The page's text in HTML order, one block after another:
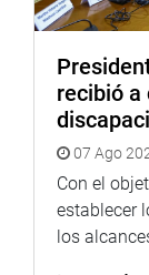
los docentes
mensual al
rige en la
Asimismo,
servicios
cumplir 25
equivalente a
recibió a
07 Ago
Con el
establecer
los